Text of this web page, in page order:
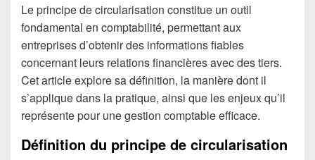
Le principe de circularisation constitue un outil
fondamental en comptabilité, permettant aux
entreprises d’obtenir des informations fiables
concernant leurs relations financières avec des tiers.
Cet article explore sa définition, la manière dont il
s’applique dans la pratique, ainsi que les enjeux qu’il
représente pour une gestion comptable efficace.
Définition du principe de circularisation